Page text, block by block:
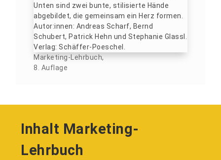
Marketing-Lehrbuch,
8. Auflage
Inhalt Marketing-
Lehrbuch